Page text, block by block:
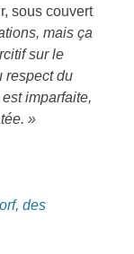
sous couvert
mais ça
sur le
respect du
imparfaite,
»
des